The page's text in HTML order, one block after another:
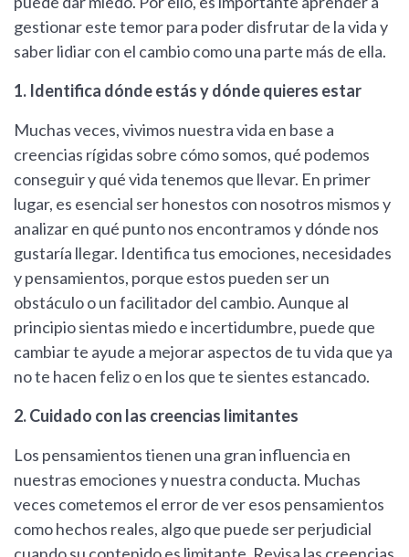
gestionar este temor para poder disfrutar de la vida y
saber lidiar con el cambio como una parte más de ella.
1. Identifica dónde estás y dónde quieres estar
Muchas veces, vivimos nuestra vida en base a
creencias rígidas sobre cómo somos, qué podemos
conseguir y qué vida tenemos que llevar. En primer
lugar, es esencial ser honestos con nosotros mismos y
analizar en qué punto nos encontramos y dónde nos
gustaría llegar. Identifica tus emociones, necesidades
y pensamientos, porque estos pueden ser un
obstáculo o un facilitador del cambio. Aunque al
principio sientas miedo e incertidumbre, puede que
cambiar te ayude a mejorar aspectos de tu vida que ya
no te hacen feliz o en los que te sientes estancado.
2. Cuidado con las creencias limitantes
Los pensamientos tienen una gran influencia en
nuestras emociones y nuestra conducta. Muchas
veces cometemos el error de ver esos pensamientos
como hechos reales, algo que puede ser perjudicial